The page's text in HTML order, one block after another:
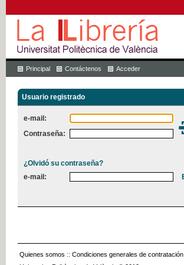
Principal Contáctenos Acceder
Usuario registrado
e-mail:
Contraseña:
¿Olvidó su contraseña?
e-mail:
Quienes somos :: Condiciones generales de contratación